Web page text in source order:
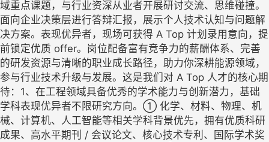
域重点课题，与行业资深从业者开展研讨交流、思维碰撞。
面向企业决策层进行答辩汇报，展示个人技术认知与问题解
决方案。表现优异者，现场可获得 A Top 计划录用意向，提
前锁定优质 offer。岗位配备富有竞争力的薪酬体系、完善
的研发资源与清晰的职业成长路径，助力你深耕能源领域，
参与行业技术升级与发展。这是我们对 A Top 人才的核心期
待：1、在工程领域具备优秀的学术能力与创新潜力，基础
学科表现优异者不限研究方向。① 化学、材料、物理、机
械、计算机、人工智能等相关学科背景优先，拥有优质科研
成果、高水平期刊 / 会议论文、核心技术专利、国际学术奖